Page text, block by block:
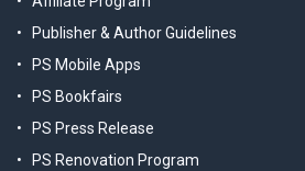
Publisher & Author Guidelines
PS Mobile Apps
PS Bookfairs
PS Press Release
PS Renovation Program